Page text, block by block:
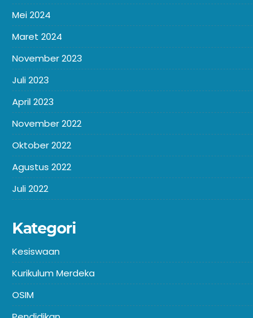
Mei 2024
Maret 2024
November 2023
Juli 2023
April 2023
November 2022
Oktober 2022
Agustus 2022
Juli 2022
Kategori
Kesiswaan
Kurikulum Merdeka
OSIM